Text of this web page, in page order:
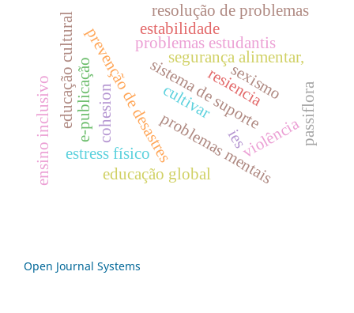
problemas mentais
sistema de suporte
segurança alimentar,
resiencia
prevenção de desastres
estress físico
problemas estudantis
violência
e-publicação ies
cohesion passiflora
estabilidade
resolução de problemas
educação cultural
ensino inclusivo educação global
cultivar sexismo
Open Journal Systems